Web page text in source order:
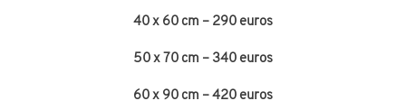
40 x 60 cm – 290 euros
50 x 70 cm – 340 euros
60 x 90 cm – 420 euros